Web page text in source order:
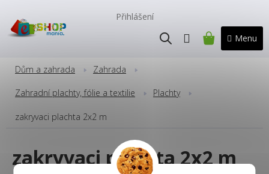
obsah
Přihlášení
NÁKUPNÍ
Dům a zahrada Zahrada
Zahradní plachty, fólie a textilie Plachty
zakryvaci plachta 2x2 m
zakryvaci plachta 2x2 m